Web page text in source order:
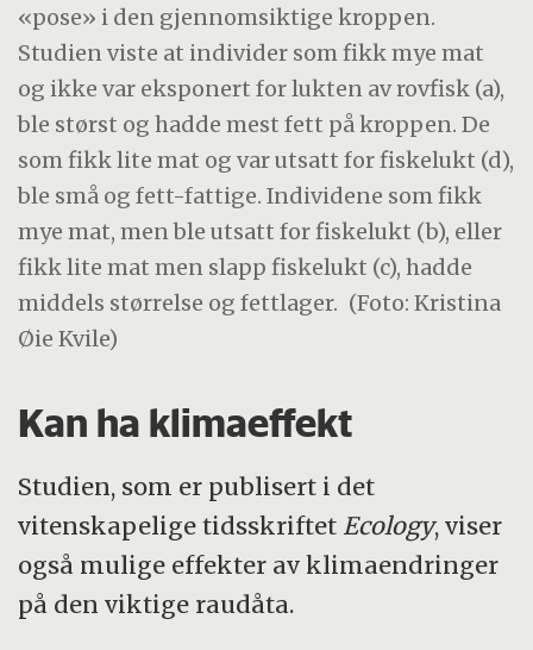
«pose» i den gjennomsiktige kroppen.
Studien viste at individer som fikk mye mat
og ikke var eksponert for lukten av rovfisk (a),
ble størst og hadde mest fett på kroppen. De
som fikk lite mat og var utsatt for fiskelukt (d),
ble små og fett-fattige. Individene som fikk
mye mat, men ble utsatt for fiskelukt (b), eller
fikk lite mat men slapp fiskelukt (c), hadde
middels størrelse og fettlager. (Foto: Kristina
Øie Kvile)
Kan ha klimaeffekt
Studien, som er publisert i det
vitenskapelige tidsskriftet Ecology, viser
også mulige effekter av klimaendringer
på den viktige raudåta.